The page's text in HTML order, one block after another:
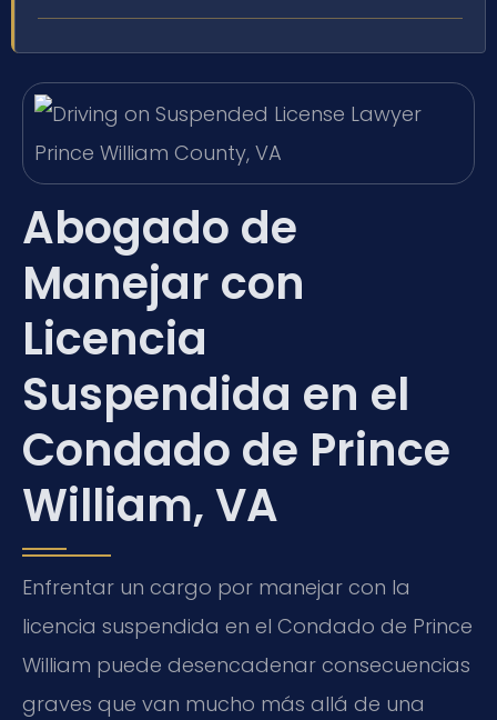
Abogado de
Manejar con
Licencia
Suspendida en el
Condado de Prince
William, VA
Enfrentar un cargo por manejar con la
licencia suspendida en el Condado de Prince
William puede desencadenar consecuencias
graves que van mucho más allá de una